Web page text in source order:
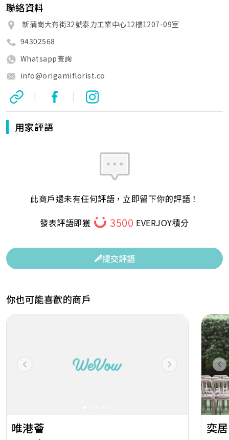
聯絡資料
新蒲崗大有街32號泰力工業中心12樓1207-09室
94302568
Whatsapp查詢
info@origamiflorist.co
| |
用家評語
此商戶還未有任何評語，立即留下你的評語！
發表評語即獲
3500 EVERJOY積分
提交評語
你也可能喜歡的商戶
Previous Next
唯港薈
奕居